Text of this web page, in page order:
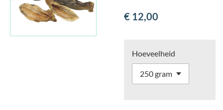
€ 12,00
Hoeveelheid